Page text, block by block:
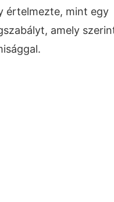
értelmezte, mint egy
amely